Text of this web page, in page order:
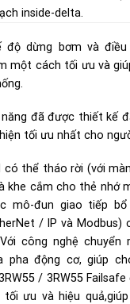
inside-delta.
độ dừng bơm và điều
một cách tối ưu và
đã được thiết kế
tối ưu nhất cho
có thể tháo rời (với
khe cắm cho thẻ nhớ
mô-đun giao tiếp bổ
/ IP và Modbus)
công nghệ chuyển
pha động cơ, giúp
/ 3RW55
ưu và hiệu